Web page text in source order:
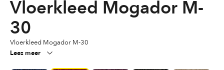
Vloerkleed Mogador M-
30
Vloerkleed Mogador M-30
Lees meer